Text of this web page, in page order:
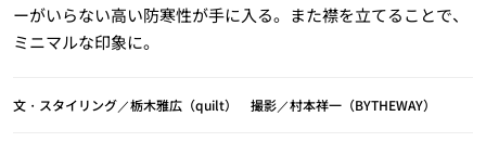
ーがいらない高い防寒性が手に入る。また襟を立てることで、
ミニマルな印象に。
文・スタイリング／栃木雅広（quilt） 撮影／村本祥一（BYTHEWAY）